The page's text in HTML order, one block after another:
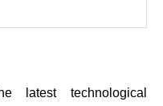
latest technological